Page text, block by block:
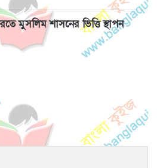
মুসলিম শাসনের ভিত্তি স্থাপন